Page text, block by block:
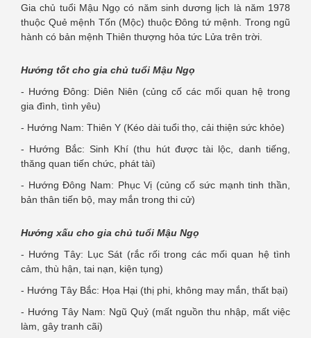
Gia chủ tuổi Mậu Ngọ có năm sinh dương lịch là năm 1978
thuộc Quẻ mệnh Tốn (Mộc) thuộc Đông tứ mệnh. Trong ngũ
hành có bản mệnh Thiên thượng hỏa tức Lửa trên trời.
Hướng tốt cho gia chủ tuổi Mậu Ngọ
- Hướng Đông: Diên Niên (củng cố các mối quan hệ trong
gia đình, tình yêu)
- Hướng Nam: Thiên Y (Kéo dài tuổi thọ, cải thiện sức khỏe)
- Hướng Bắc: Sinh Khí (thu hút được tài lộc, danh tiếng,
thăng quan tiến chức, phát tài)
- Hướng Đông Nam: Phục Vị (củng cố sức mạnh tinh thần,
bản thân tiến bộ, may mắn trong thi cử)
Hướng xấu cho gia chủ tuổi Mậu Ngọ
- Hướng Tây: Lục Sát (rắc rối trong các mối quan hệ tình
cảm, thù hận, tai nạn, kiện tụng)
- Hướng Tây Bắc: Họa Hại (thị phi, không may mắn, thất bại)
- Hướng Tây Nam: Ngũ Quỷ (mất nguồn thu nhập, mất việc
làm, gây tranh cãi)